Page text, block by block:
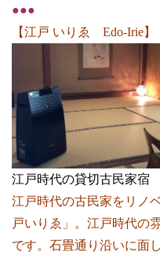
●●●
【江戸 いりゑ Edo-Irie】
江戸時代の貸切古民家宿
江戸時代の古民家をリノ
戸いりゑ」。江戸時代の
です。石畳通り沿いに面